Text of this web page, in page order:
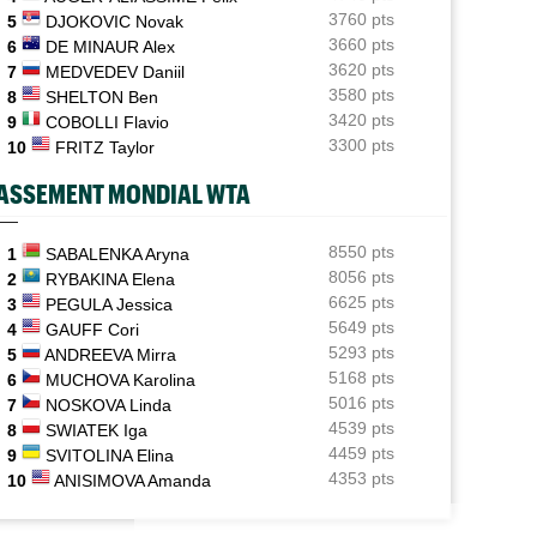
ATP / WTA
Tous les programmes et les résultats de ce jeudi 6 août
2026
06/08
INTERVIEW
Luca Van Assche : "Je peux être performant tout au
long de l’année"
INTERVIEW
Quentin Halys : "Je n’ai pas eu de coup de téléphone de
sponsors"
06/08
WTA - Toronto
Aryna Sabalenka propose... des conférences de presse
façon F1
5
DJOKOVIC Novak
3760 pts
6
DE MINAUR Alex
3660 pts
7
MEDVEDEV Daniil
3620 pts
8
SHELTON Ben
3580 pts
9
COBOLLI Flavio
3420 pts
10
FRITZ Taylor 3300 pts
MONDIAL WTA
1 SABALENKA Aryna
8550 pts
2
RYBAKINA Elena
8056 pts
3
PEGULA Jessica
6625 pts
4
GAUFF Cori
5649 pts
5
ANDREEVA Mirra
5293 pts
6
MUCHOVA Karolina
5168 pts
7
NOSKOVA Linda
5016 pts
8
SWIATEK Iga
4539 pts
9
SVITOLINA Elina
4459 pts
10
ANISIMOVA Amanda 4353 pts